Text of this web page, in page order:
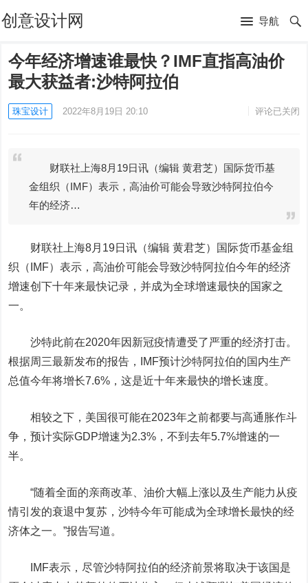
创意设计网 导航
今年经济增速谁最快？IMF直指高油价
最大获益者:沙特阿拉伯
珠宝设计 2022年8月19日 20:10 评论已关闭
财联社上海8月19日讯（编辑 黄君芝）国际货币基
金组织（IMF）表示，高油价可能会导致沙特阿拉伯今
年的经济…
财联社上海8月19日讯（编辑 黄君芝）
国际货币基金组
织（IMF）表示，高油价可能会导致沙特阿拉伯今年的经济
增速创下十年来最快记录，并成为全球增速最快的国家之
一。
沙特此前在2020年因新冠疫情遭受了严重的经济打击。
根据周三最新发布的报告，IMF预计沙特阿拉伯的国内生产
总值今年将增长7.6%，这是近十年来最快的增长速度。
相较之下，美国很可能在2023年之前都要与高通胀作斗
争，预计实际GDP增速为2.3%，不到去年5.7%增速的一
半。
“随着全面的亲商改革、油价大幅上涨以及生产能力从疫
情引发的衰退中复苏，沙特今年可能成为全球增长最快的经
济体之一。”报告写道。
IMF表示，尽管沙特阿拉伯的经济前景将取决于该国是